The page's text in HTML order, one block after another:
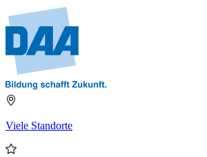
Viele Standorte